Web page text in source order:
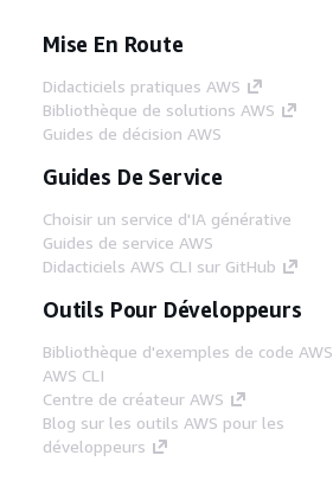
Mise En Route
Didacticiels pratiques AWS
Bibliothèque de solutions AWS
Guides de décision AWS
Guides De Service
Choisir un service d'IA générative
Guides de service AWS
Didacticiels AWS CLI sur GitHub
Outils Pour Développeurs
Bibliothèque d'exemples de code AWS
AWS CLI
Centre de créateur AWS
Blog sur les outils AWS pour les
développeurs